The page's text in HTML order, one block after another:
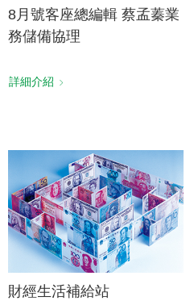
8月號客座總編輯 蔡孟蓁業
務儲備協理
詳細介紹
財經生活補給站